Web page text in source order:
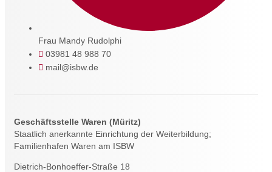
Frau Mandy Rudolphi
03981 48 988 70
mail@isbw.de
Geschäftsstelle Waren (Müritz)
Staatlich anerkannte Einrichtung der Weiterbildung;
Familienhafen Waren am ISBW
Dietrich-Bonhoeffer-Straße 18